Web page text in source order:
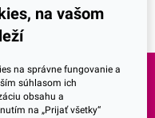
cupcakekov ale
sladkých
Popoluška, ktrorá je
jednej z
na vašom
na správne fungovanie a
súhlasom ich
obsahu a
na „Prijať všetky“